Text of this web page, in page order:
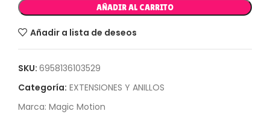
AÑADIR AL CARRITO
Añadir a lista de deseos
SKU: 6958136103529
Categoría: EXTENSIONES Y ANILLOS
Marca: Magic Motion